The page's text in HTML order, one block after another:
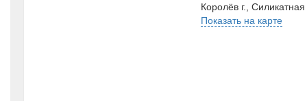
Королёв г.,
Показать на карте